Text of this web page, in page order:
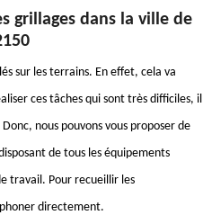
grillages dans la ville de
sur les terrains. En effet, cela va
ces tâches qui sont très difficiles, il
nous pouvons vous proposer de
de tous les équipements
travail. Pour recueillir les
directement.